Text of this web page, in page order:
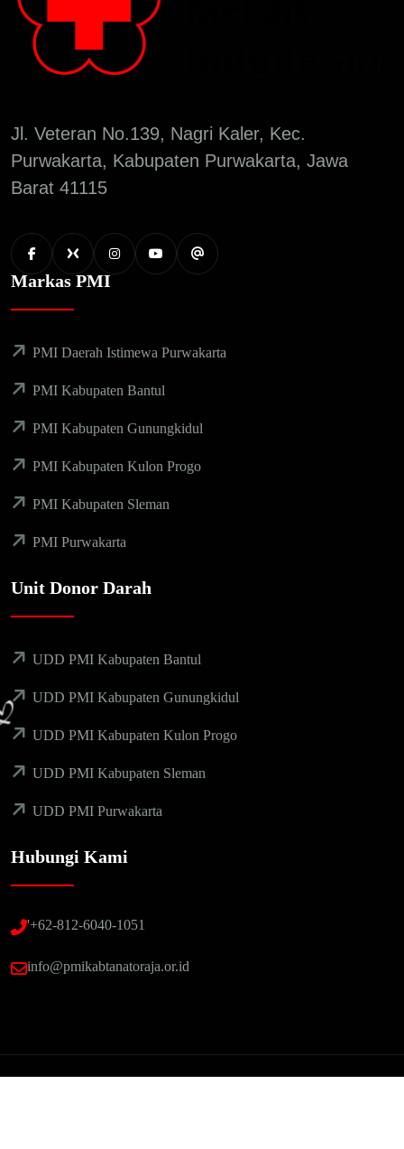
Jl. Veteran No.139, Nagri Kaler, Kec.
Purwakarta, Kabupaten Purwakarta, Jawa
Barat 41115
Markas PMI
PMI Daerah Istimewa Purwakarta
PMI Kabupaten Bantul
PMI Kabupaten Gunungkidul
PMI Kabupaten Kulon Progo
PMI Kabupaten Sleman
PMI Purwakarta
Unit Donor Darah
UDD PMI Kabupaten Bantul
UDD PMI Kabupaten Gunungkidul
UDD PMI Kabupaten Kulon Progo
UDD PMI Kabupaten Sleman
UDD PMI Purwakarta
Hubungi Kami
'+62-812-6040-1051
info@pmikabtanatoraja.or.id